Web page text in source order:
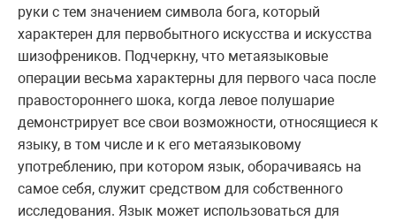
руки с тем значением символа бога, который
характерен для первобытного искусства и искусства
шизофреников. Подчеркну, что метаязыковые
операции весьма характерны для первого часа после
правостороннего шока, когда левое полушарие
демонстрирует все свои возможности, относящиеся к
языку, в том числе и к его метаязыковому
употреблению, при котором язык, оборачиваясь на
самое себя, служит средством для собственного
исследования. Язык может использоваться для